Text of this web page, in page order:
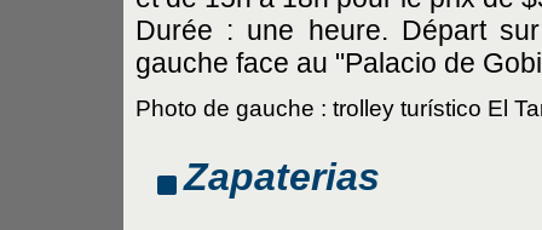
Durée : une heure. Départ
gauche face au "Palacio de
Photo de gauche : trolley turístico El
Zapaterias